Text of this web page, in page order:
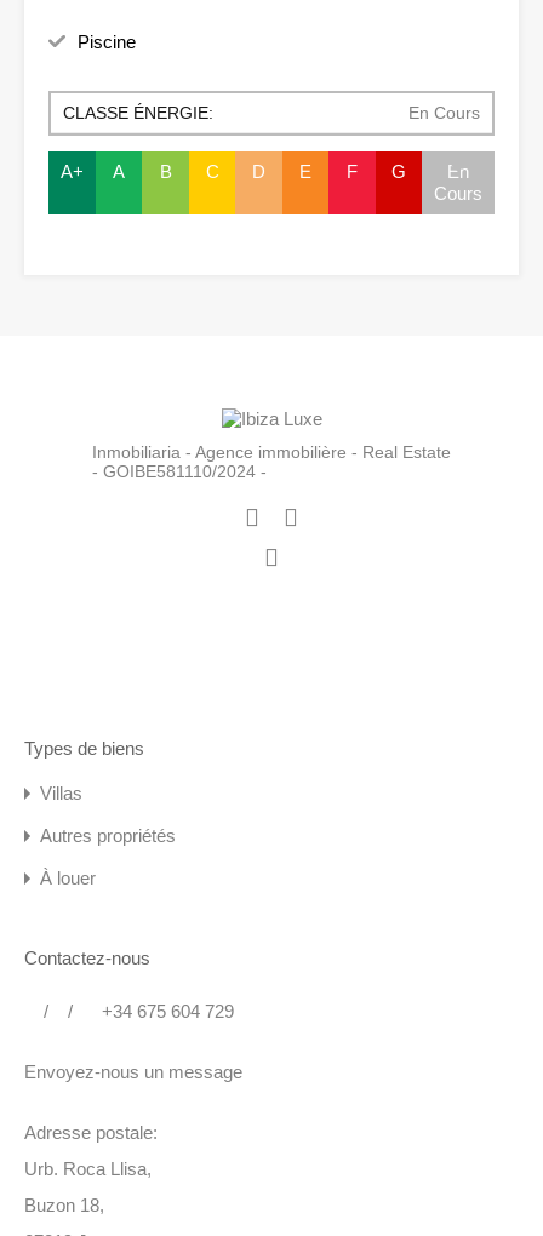
Piscine
CLASSE ÉNERGIE: En Cours
A+ A B C D E F G
En
Cours
Inmobiliaria - Agence immobilière - Real Estate
- GOIBE581110/2024 -
Types de biens
Villas
Autres propriétés
À louer
Contactez-nous
/ / +34 675 604 729
Envoyez-nous un message
Adresse postale:
Urb. Roca Llisa,
Buzon 18,